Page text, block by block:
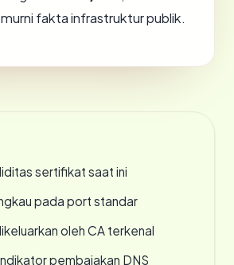
fakta infrastruktur publik.
sertifikat saat ini
pada port standar
oleh CA terkenal
pembajakan DNS